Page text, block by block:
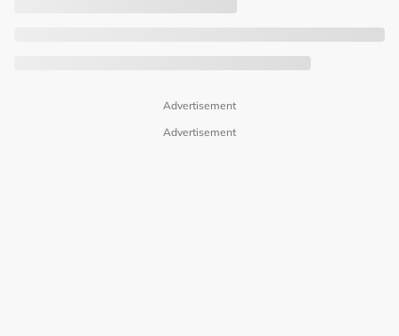
Advertisement
Advertisement